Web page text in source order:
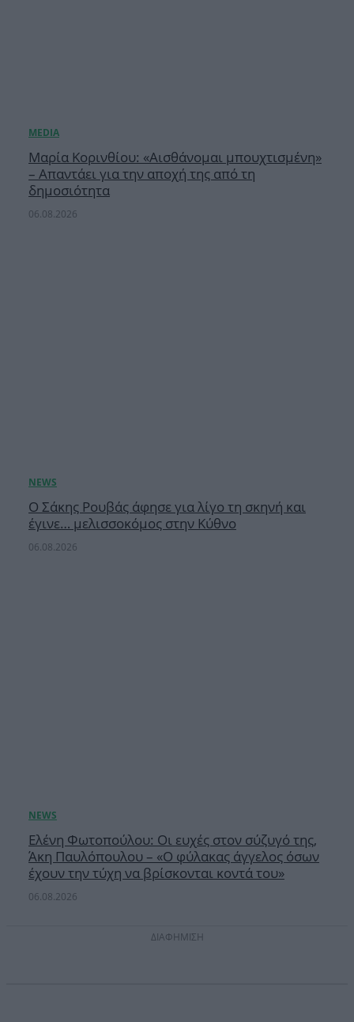
Μαρία Κορινθίου: «Αισθάνομαι μπουχτισμένη»
– Απαντάει για την αποχή της από τη
δημοσιότητα
06.08.2026
Ο Σάκης Ρουβάς άφησε για λίγο τη σκηνή και
έγινε… μελισσοκόμος στην Κύθνο
06.08.2026
Ελένη Φωτοπούλου: Οι ευχές στον σύζυγό της,
Άκη Παυλόπουλου – «Ο φύλακας άγγελος όσων
έχουν την τύχη να βρίσκονται κοντά του»
06.08.2026
ΔΙΑΦΗΜΙΣΗ